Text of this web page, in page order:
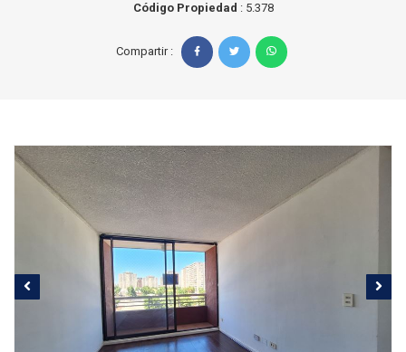
Código Propiedad : 5.378
Compartir :